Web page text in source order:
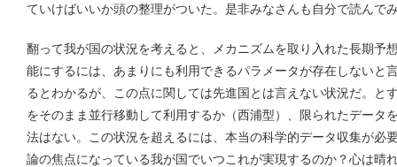
ていけばいいか頭の整理がついた。是非みなさんも自分で読んで
翻って我が国の状況を考えると、メカニズムを取り入れた長期予
能にするには、あまりにも利用できるパラメータが存在しないと
るとわかるが、この点に関しては先進国とは言えない状況だ。と
をそのまま並行移動して利用するか（西浦型）、限られたデータ
法はない。この状況を超えるには、本当の科学的データ収集が必
論の焦点になっている我が国でいつこれが実現するのか？心は晴